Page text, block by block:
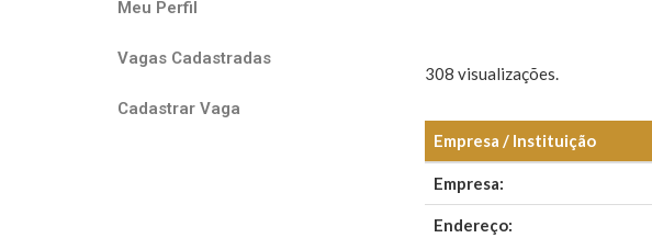
Meu Perfil
Vagas Cadastradas
Cadastrar Vaga
308 visualizações.
Empresa / Instituição
Empresa:
Endereço: